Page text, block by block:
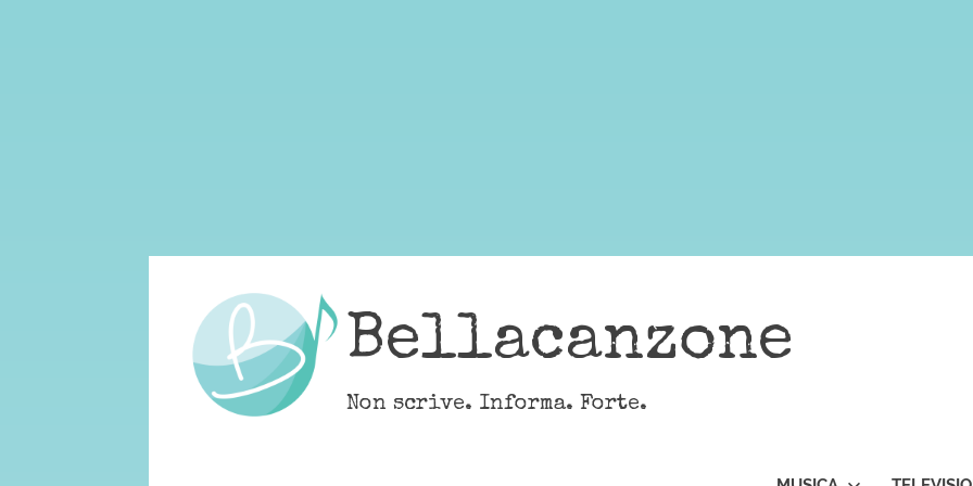
content
Bellacanzone
Non scrive. Informa. Forte.